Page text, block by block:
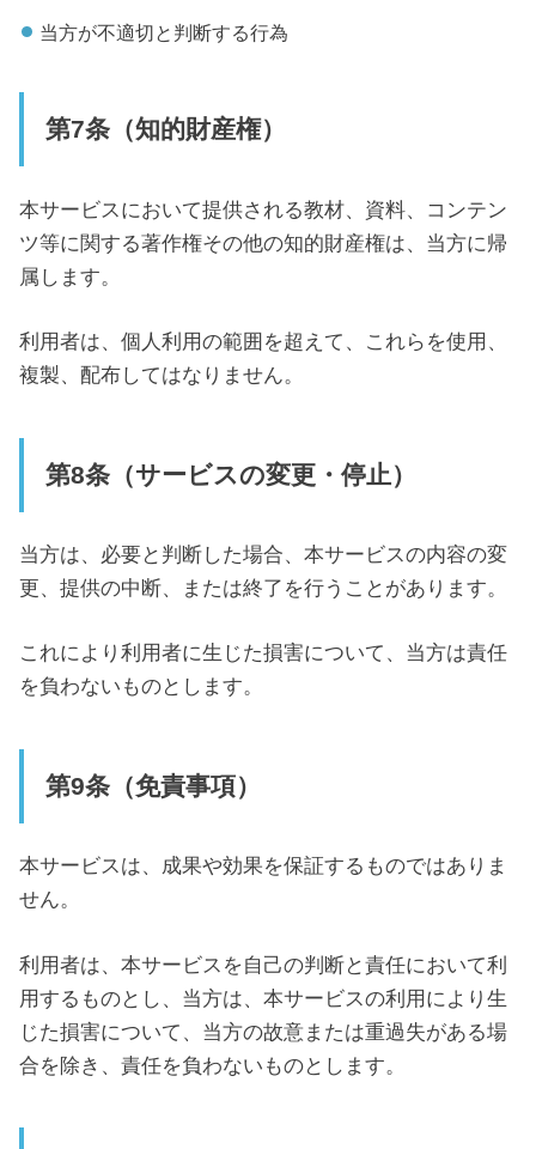
当方が不適切と判断する行為
第7条（知的財産権）
本サービスにおいて提供される教材、資料、コンテン
ツ等に関する著作権その他の知的財産権は、当方に帰
属します。
利用者は、個人利用の範囲を超えて、これらを使用、
複製、配布してはなりません。
第8条（サービスの変更・停止）
当方は、必要と判断した場合、本サービスの内容の変
更、提供の中断、または終了を行うことがあります。
これにより利用者に生じた損害について、当方は責任
を負わないものとします。
第9条（免責事項）
本サービスは、成果や効果を保証するものではありま
せん。
利用者は、本サービスを自己の判断と責任において利
用するものとし、当方は、本サービスの利用により生
じた損害について、当方の故意または重過失がある場
合を除き、責任を負わないものとします。